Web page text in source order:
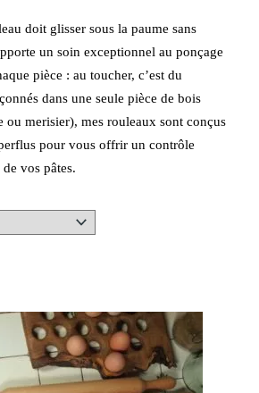
doit glisser sous la paume sans
un soin exceptionnel au ponçage
pièce : au toucher, c’est du
dans une seule pièce de bois
ou merisier), mes rouleaux sont conçus
pour vous offrir un contrôle
vos pâtes.